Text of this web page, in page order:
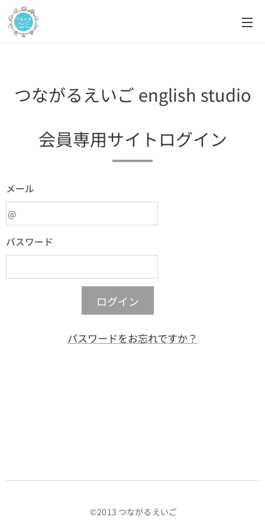
つながるえいご english studio
会員専用サイトログイン
メール
パスワード
ログイン
パスワードをお忘れですか？
©️2013 つながるえいご